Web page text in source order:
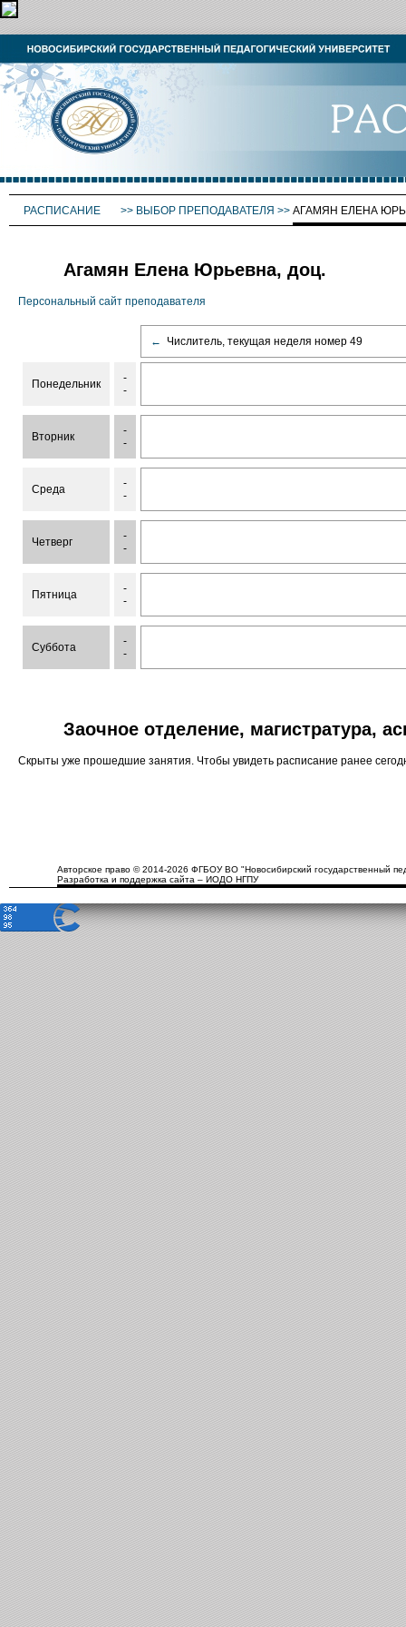
РАСПИСАНИЕ >> ВЫБОР ПРЕПОДАВАТЕЛЯ >> АГАМЯН ЕЛЕНА
Агамян Елена Юрьевна, доц.
Персональный сайт преподавателя
← Числитель, текущая неделя номер 49
Понедельник
-
-
Вторник
-
-
Среда
-
-
Четверг
-
-
Пятница
-
-
Суббота
-
-
Заочное отделение, магистратура,
Скрыты уже прошедшие занятия. Чтобы увидеть расписание ранее
Авторское право © 2014-2026 ФГБОУ ВО "Новосибирский государственный
Разработка и поддержка сайта – ИОДО НГПУ